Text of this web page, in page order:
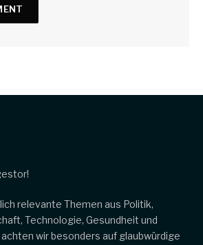
relevante Themen aus Politik,
Technologie, Gesundheit und
wir besonders auf glaubwürdige